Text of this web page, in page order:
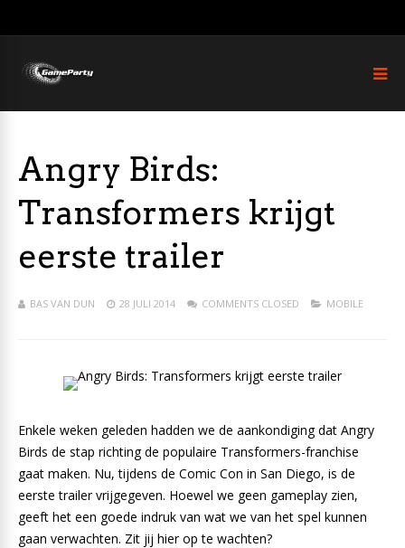
Angry Birds:
Transformers krijgt
eerste trailer
BAS VAN DUN 28 JULI 2014 COMMENTS CLOSED MOBILE
Enkele weken geleden hadden we de aankondiging dat Angry
Birds de stap richting de populaire Transformers-franchise
gaat maken. Nu, tijdens de Comic Con in San Diego, is de
eerste trailer vrijgegeven. Hoewel we geen gameplay zien,
geeft het een goede indruk van wat we van het spel kunnen
gaan verwachten. Zit jij hier op te wachten?